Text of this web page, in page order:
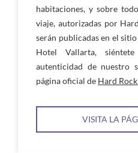
habitaciones, y sobre
viaje, autorizadas por
serán publicadas en el
Hotel Vallarta,
autenticidad de
página oficial de Hard
VISITA LA